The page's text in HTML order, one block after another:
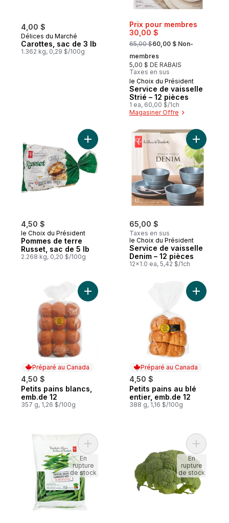
4,00 $
Délices du Marché
Carottes, sac de 3 lb
1.362 kg, 0,29 $/100g
Prix pour membres
30,00 $
, formerly:
65,00 $60,00 $ Non-
membres
5,00 $ DE RABAIS
Taxes en sus
le Choix du Président
Service de vaisselle
Strié – 12 pièces
1 ea, 60,00 $/1ch
Magasiner Offre
4,50 $
le Choix du Président
Pommes de terre
Russet, sac de 5 lb
2.268 kg, 0,20 $/100g
Ajouter Pommes de terre Russet, sac de
65,00 $
Taxes en sus
le Choix du Président
Service de vaisselle
Denim – 12 pièces
12x1.0 ea, 5,42 $/1ch
Ajouter
Préparé au Canada
4,50 $
Préparé au Canada
Petits pains blancs,
emb.de 12
357 g, 1,26 $/100g
Ajouter Petits pains blancs, emb.de 12 au
Préparé au Canada
4,50 $
Préparé au Canada
Petits pains au blé
entier, emb.de 12
388 g, 1,16 $/100g
Ajouter
Ajouter Haricots Verts au panier
En
rupture
de stock
Ajouter
En
rupture
de stock